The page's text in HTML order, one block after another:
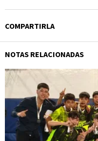
COMPARTIRLA
NOTAS RELACIONADAS